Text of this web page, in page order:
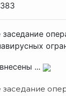
383
...